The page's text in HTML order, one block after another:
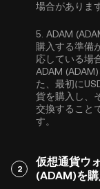
場合がありま
5. ADAM
購入する準備
応している場
ADAM
た、最初に
貨を購入し、
交換すること
す。
2
仮想通貨ウ
(ADAM)を